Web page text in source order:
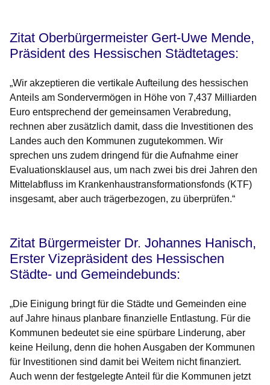
Zitat Oberbürgermeister Gert-Uwe Mende,
Präsident des Hessischen Städtetages:
„Wir akzeptieren die vertikale Aufteilung des hessischen
Anteils am Sondervermögen in Höhe von 7,437 Milliarden
Euro entsprechend der gemeinsamen Verabredung,
rechnen aber zusätzlich damit, dass die Investitionen des
Landes auch den Kommunen zugutekommen. Wir
sprechen uns zudem dringend für die Aufnahme einer
Evaluationsklausel aus, um nach zwei bis drei Jahren den
Mittelabfluss im Krankenhaustransformationsfonds (KTF)
insgesamt, aber auch trägerbezogen, zu überprüfen.“
Zitat Bürgermeister Dr. Johannes Hanisch,
Erster Vizepräsident des Hessischen
Städte- und Gemeindebunds:
„Die Einigung bringt für die Städte und Gemeinden eine
auf Jahre hinaus planbare finanzielle Entlastung. Für die
Kommunen bedeutet sie eine spürbare Linderung, aber
keine Heilung, denn die hohen Ausgaben der Kommunen
für Investitionen sind damit bei Weitem nicht finanziert.
Auch wenn der festgelegte Anteil für die Kommunen jetzt